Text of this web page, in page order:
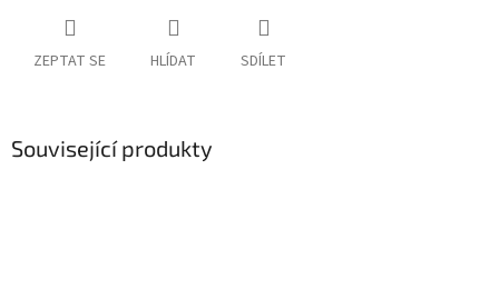
ZEPTAT SE HLÍDAT SDÍLET
Související produkty